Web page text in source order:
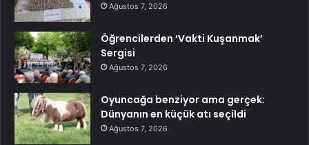
Ağustos 7, 2026
Öğrencilerden ‘Vakti Kuşanmak’
Sergisi
Ağustos 7, 2026
Oyuncağa benziyor ama gerçek:
Dünyanın en küçük atı seçildi
Ağustos 7, 2026